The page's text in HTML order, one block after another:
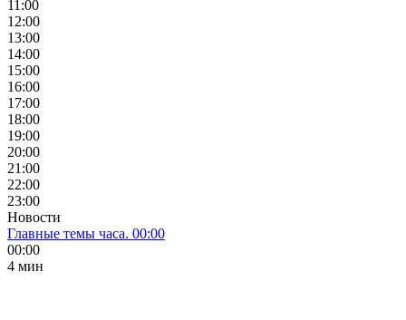
11:00
12:00
13:00
14:00
15:00
16:00
17:00
18:00
19:00
20:00
21:00
22:00
23:00
Новости
Главные темы часа. 00:00
00:00
4 мин